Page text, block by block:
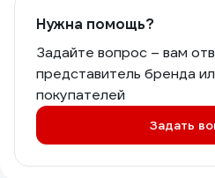
Нужна помощь?
Задайте вопрос – вам
представитель бренда
покупателей
Задать